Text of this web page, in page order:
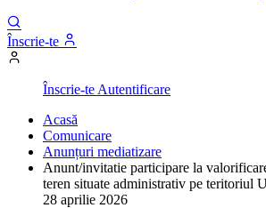
Înscrie-te
Înscrie-te Autentificare
Acasă
Comunicare
Anunțuri mediatizare
Anunt/invitatie participare la
teren situate administrativ pe teritoriul
28 aprilie 2026